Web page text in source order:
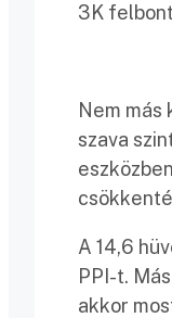
3K
Nem
szava
A 14,6
PPI-t.
akkor